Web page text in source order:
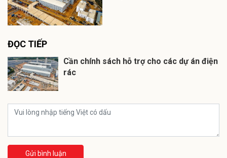
ĐỌC TIẾP
Cần chính sách hỗ trợ cho các dự án điện
rác
Gửi bình luận